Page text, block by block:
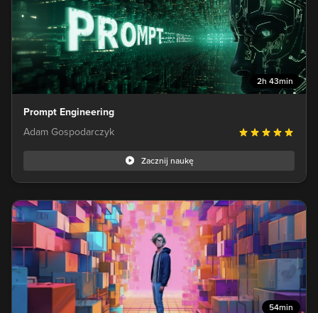
2h 43min
Prompt Engineering
Adam Gospodarczyk
Zacznij naukę
54min